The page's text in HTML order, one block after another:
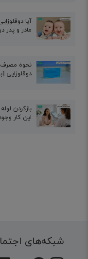
آیا
مادر و پدر
نحوه
دوقلوزایی
بازکردن
این کار
شبکه‌های